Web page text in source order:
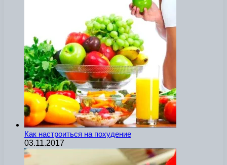
Как настроиться на похудение
03.11.2017